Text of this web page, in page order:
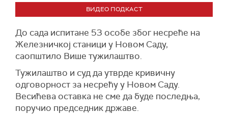
ВИДЕО ПОДКАСТ
До сада испитане 53 особе због несреће на
Железничкој станици у Новом Саду,
саопштило Више тужилаштво.
Тужилаштво и суд да утврде кривичну
одговорност за несрећу у Новом Саду.
Весићева оставка не сме да буде последња,
поручио председник државе.